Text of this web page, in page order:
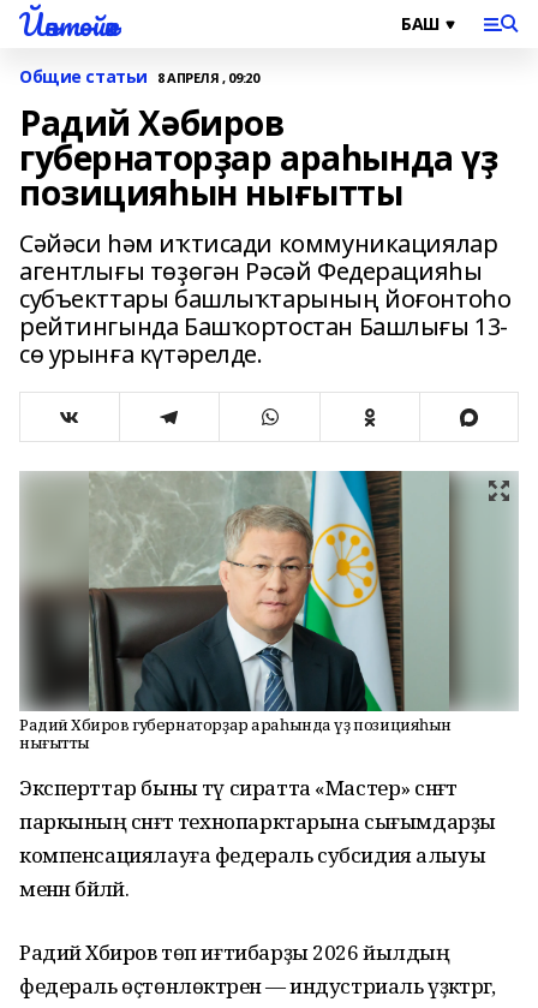
Йәнтөйәк
Общие статьи 8 АПРЕЛЯ , 09:20
Радий Хәбиров
губернаторҙар араһында үҙ
позицияһын нығытты
Сәйәси һәм иҡтисади коммуникациялар
агентлығы төҙөгән Рәсәй Федерацияһы
субъекттары башлыҡтарының йоғонтоһо
рейтингында Башҡортостан Башлығы 13-
сө урынға күтәрелде.
Радий Хәбиров губернаторҙар араһында үҙ позицияһын
нығытты
Эксперттар быны тәү сиратта «Мастер» сәнәғәт
паркының сәнәғәт технопарктарына сығымдарҙы
компенсациялауға федераль субсидия алыуы
менән бәйләй.
Радий Хәбиров төп иғтибарҙы 2026 йылдың
федераль өҫтөнлөктәренә — индустриаль үҙәктәргә,